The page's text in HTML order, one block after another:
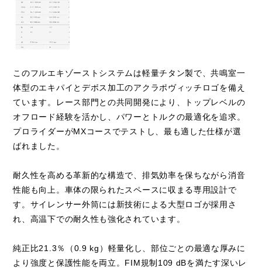
このフルエキゾーストシステムは軽量チタン製で、共鳴室一
体型のエキパイとデボス加工のアクラポヴィッチロゴを備え
ています。レース部門との共同開発により、トップレベルの
オフロード経験を活かし、パワーとトルクの最適化を追求。
プロライダーがMXコースでテストし、最も適した仕様が選
ばれました。
耐久性を高める革新的な構造で、排気効率を保ちながら消音
性能も向上。車体の限られたスペースに収まる専用設計で
す。サイレンサー外筒には新技術による大型ロゴが採用さ
れ、高温下での耐久性も強化されています。
純正比21.3％（0.9 kg）軽量化し、部位ごとの最適な厚みに
より強度と保護性能を両立。FIM規制109 dBを満たす深いレ